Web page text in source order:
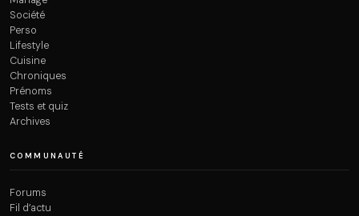
Société
Perso
Lifestyle
Cuisine
Chroniques
Prénoms
Tests et quiz
Archives
COMMUNAUTÉ
Forums
Fil d’actu